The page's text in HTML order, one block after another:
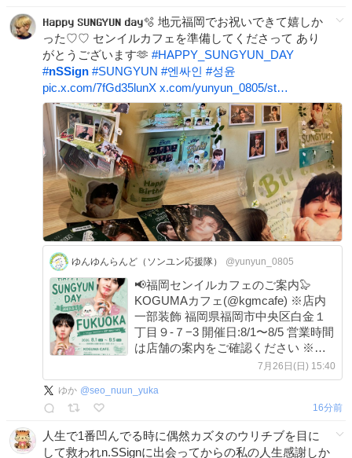
𝐇𝐚𝐩𝐩𝐲 𝐒𝐔𝐍𝐆𝐘𝐔𝐍 𝐝𝐚𝐲🫧 地元福岡でお祝いできて嬉しか
った♡♡ センイルカフェを準備してくださって あり
がとうございます🫶 #HAPPY_SUNGYUN_DAY
#nSSign #SUNGYUN #엔싸인 #성윤
pic.x.com/7fGd35lunX x.com/yunyun_0805/st…
ゆんゆんらんど（ソンユン応援隊） @yunyun_0805
📢福岡センイルカフェのご案内🦭
KOGUMAカフェ(@kgmcafe) ※店内
一部装飾 福岡県福岡市中央区白金１
丁目９-７−3 開催日:8/1〜8/5 営業時間
は店舗の案内をご確認ください ※特
典品の変更がある場合がございます
#happy_sungyun_day #nSSign
7月26日(日) 15:40
ゆか @seo_nuun_yuka
16分前
人生で1番凹んでる時に偶然カズタのウリチブを目に
して救われn.SSignに出会ってからの私の人生感謝しか